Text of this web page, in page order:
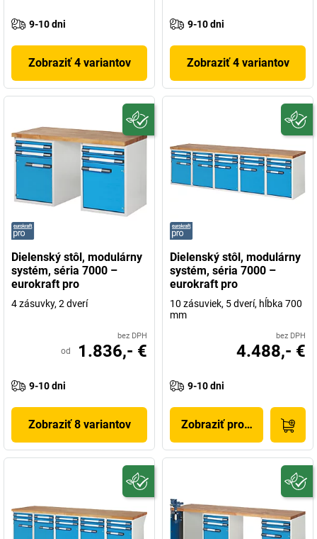
9-10 dni
Zobraziť 4 variantov
9-10 dni
Zobraziť 4 variantov
Dielenský stôl, modulárny
systém, séria 7000 –
eurokraft pro
4 zásuvky, 2 dverí
bez DPH
od 1.836,- €
9-10 dni
Zobraziť 8 variantov
Dielenský stôl, modulárny
systém, séria 7000 –
eurokraft pro
10 zásuviek, 5 dverí, hĺbka 700
mm
bez DPH
4.488,- €
9-10 dni
Zobraziť produkt